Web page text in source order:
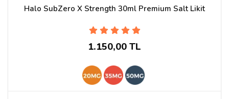
Halo SubZero X Strength 30ml Premium Salt Likit
1.150,00 TL